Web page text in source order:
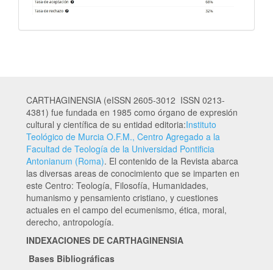
CARTHAGINENSIA (eISSN 2605-3012 ISSN 0213-
4381) fue fundada en 1985 como órgano de expresión
cultural y científica de su entidad editoria:Instituto
Teológico de Murcia O.F.M., Centro Agregado a la
Facultad de Teología de la Universidad Pontificia
Antonianum (Roma). El contenido de la Revista abarca
las diversas areas de conocimiento que se imparten en
este Centro: Teología, Filosofía, Humanidades,
humanismo y pensamiento cristiano, y cuestiones
actuales en el campo del ecumenismo, ética, moral,
derecho, antropología.
INDEXACIONES DE CARTHAGINENSIA
Bases Bibliográficas